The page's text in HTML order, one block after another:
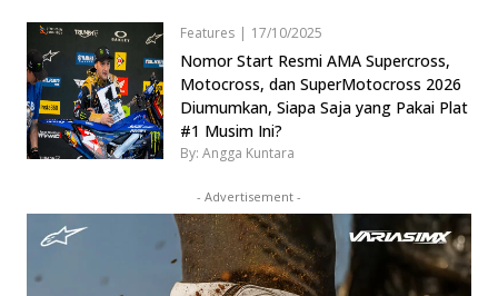
Features | 17/10/2025
Nomor Start Resmi AMA Supercross,
Motocross, dan SuperMotocross 2026
Diumumkan, Siapa Saja yang Pakai Plat
#1 Musim Ini?
By: Angga Kuntara
- Advertisement -